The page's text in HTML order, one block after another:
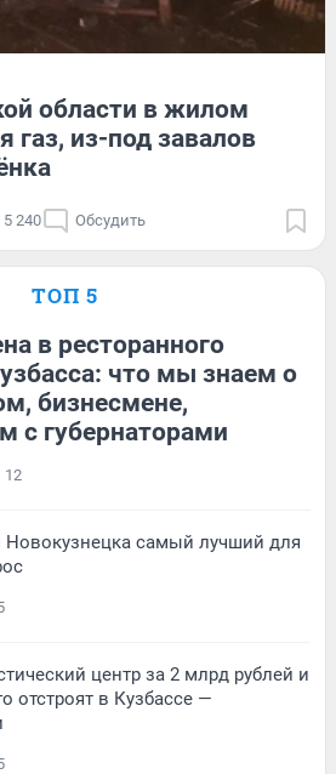
области в жилом
газ, из-под завалов
5 240 Обсудить
ТОП 5
в ресторанного
что мы знаем о
бизнесмене,
с губернаторами
12
Новокузнецка самый лучший для
центр за 2 млрд рублей и
отстроят в Кузбассе —